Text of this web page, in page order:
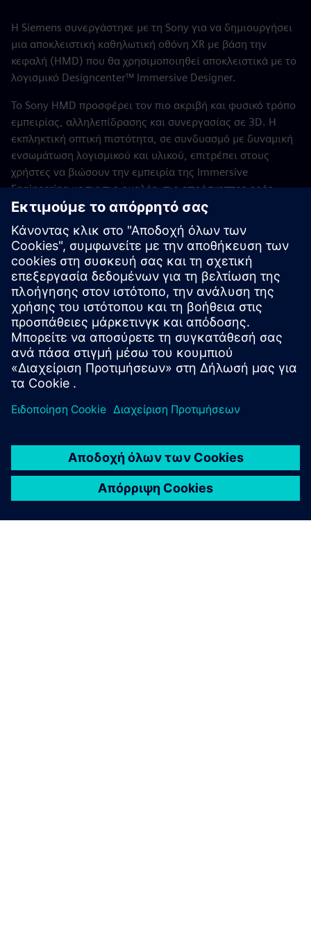
Η Siemens συνεργάστηκε με τη Sony για να δημιουργήσει
μια αποκλειστική καθηλωτική οθόνη XR με βάση την
κεφαλή (HMD) που θα χρησιμοποιηθεί αποκλειστικά με το
λογισμικό Designcenter™ Immersive Designer.
Το Sony HMD προσφέρει τον πιο ακριβή και φυσικό τρόπο
εμπειρίας, αλληλεπίδρασης και συνεργασίας σε 3D. Η
εκπληκτική οπτική πιστότητα, σε συνδυασμό με δυναμική
ενσωμάτωση λογισμικού και υλικού, επιτρέπει στους
χρήστες να βιώσουν την εμπειρία της Immersive
Engineering με τις πιο ομαλές, πιο απρόσκοπτες ροές
εργασίας.
Ένα εργαλείο μετασχηματισμού που θα χρησιμοποιηθεί σε
ολόκληρο το χαρτοφυλάκιο Xcelerator της Siemens, το
Sony HMD ενισχύει τις δυνατότητες γεφυρώνοντας το
χάσμα μεταξύ του πραγματικού και του ψηφιακού κόσμου.
Εξερευνήστε το Designcenter Immersive Designer
Μάθετε περισσότερα σχετικά με την οθόνη Sony XR που
τοποθετείται στην κεφαλή